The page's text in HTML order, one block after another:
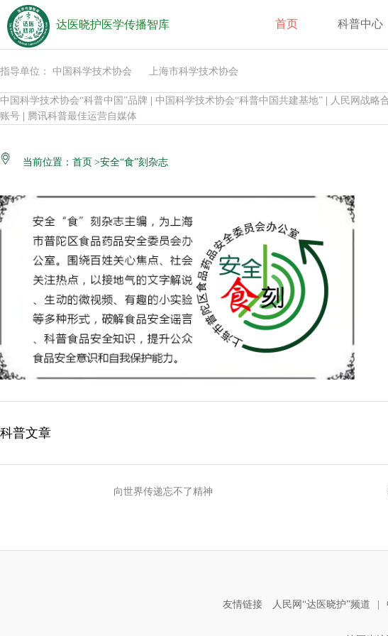
达医晓护医学传播智库 首页 科普中心
指导单位： 中国科学技术协会 上海市科学技术协会
中国科学技术协会“科普中国”品牌 中国科学技术协会“科普中国共建基地” 人民网战略
账号
腾讯科普最佳运营自媒体
当前位置： 首页 >安全“食”刻杂志
科普文章
向世界传递忘不了精神
友情链接 人民网“达医晓护”频道 |